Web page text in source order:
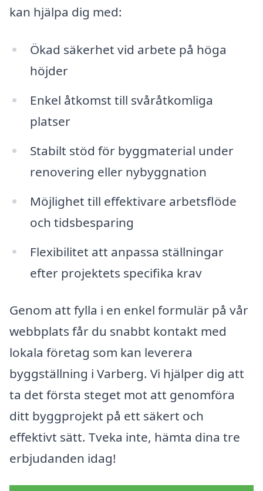
kan hjälpa dig med:
Ökad säkerhet vid arbete på höga
höjder
Enkel åtkomst till svåråtkomliga
platser
Stabilt stöd för byggmaterial under
renovering eller nybyggnation
Möjlighet till effektivare arbetsflöde
och tidsbesparing
Flexibilitet att anpassa ställningar
efter projektets specifika krav
Genom att fylla i en enkel formulär på vår
webbplats får du snabbt kontakt med
lokala företag som kan leverera
byggställning i Varberg. Vi hjälper dig att
ta det första steget mot att genomföra
ditt byggprojekt på ett säkert och
effektivt sätt. Tveka inte, hämta dina tre
erbjudanden idag!